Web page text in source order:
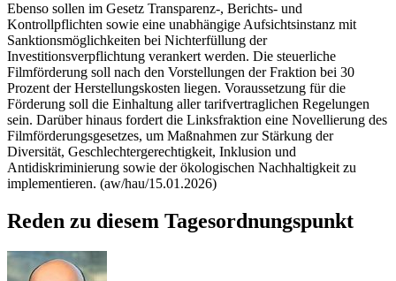
Ebenso sollen im Gesetz Transparenz-, Berichts- und
Kontrollpflichten sowie eine unabhängige Aufsichtsinstanz mit
Sanktionsmöglichkeiten bei Nichterfüllung der
Investitionsverpflichtung verankert werden. Die steuerliche
Filmförderung soll nach den Vorstellungen der Fraktion bei 30
Prozent der Herstellungskosten liegen. Voraussetzung für die
Förderung soll die Einhaltung aller tarifvertraglichen Regelungen
sein. Darüber hinaus fordert die Linksfraktion eine Novellierung des
Filmförderungsgesetzes, um Maßnahmen zur Stärkung der
Diversität, Geschlechtergerechtigkeit, Inklusion und
Antidiskriminierung sowie der ökologischen Nachhaltigkeit zu
implementieren. (aw/hau/15.01.2026)
Reden zu diesem Tagesordnungspunkt